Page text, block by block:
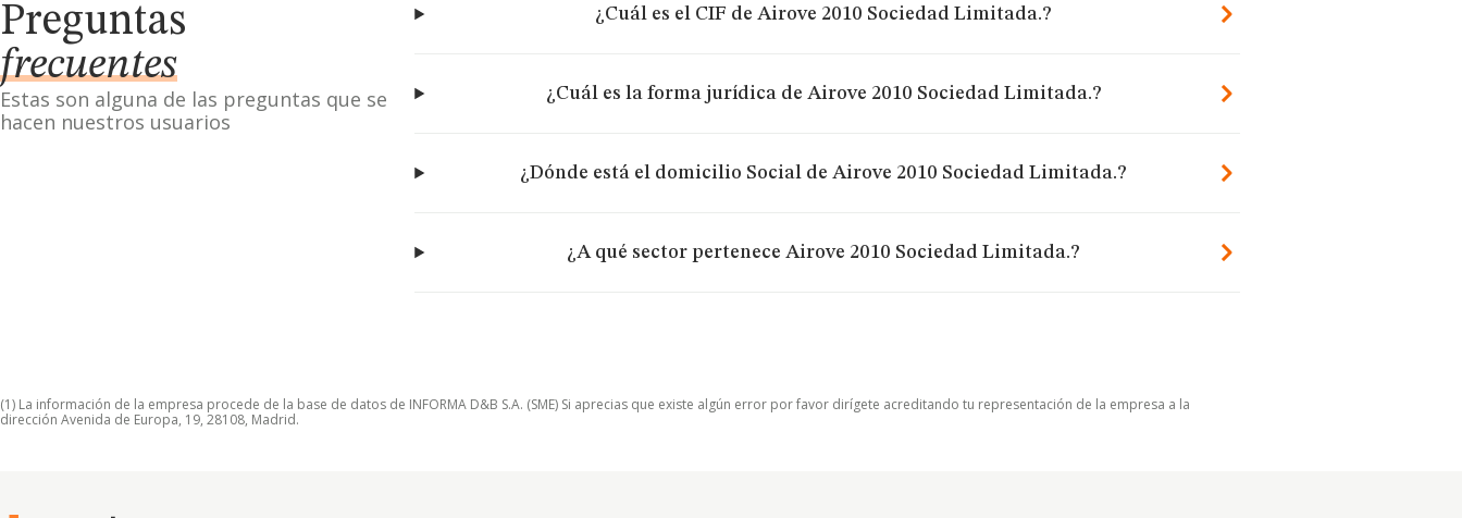
Preguntas
frecuentes
Estas son alguna de las preguntas que se
hacen nuestros usuarios
¿Cuál es el CIF de Airove 2010 Sociedad Limitada.?
¿Cuál es la forma jurídica de Airove 2010 Sociedad Limitada.?
¿Dónde está el domicilio Social de Airove 2010 Sociedad Limitada.?
¿A qué sector pertenece Airove 2010 Sociedad Limitada.?
(1) La información de la empresa procede de la base de datos de INFORMA D&B S.A. (SME) Si aprecias que existe algún error por favor dirígete acreditando tu representación de la empresa a la
dirección Avenida de Europa, 19, 28108, Madrid.